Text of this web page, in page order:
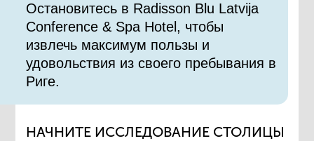
Остановитесь в Radisson Blu Latvija
Conference & Spa Hotel, чтобы
извлечь максимум пользы и
удовольствия из своего пребывания в
Риге.
НАЧНИТЕ ИССЛЕДОВАНИЕ СТОЛИЦЫ